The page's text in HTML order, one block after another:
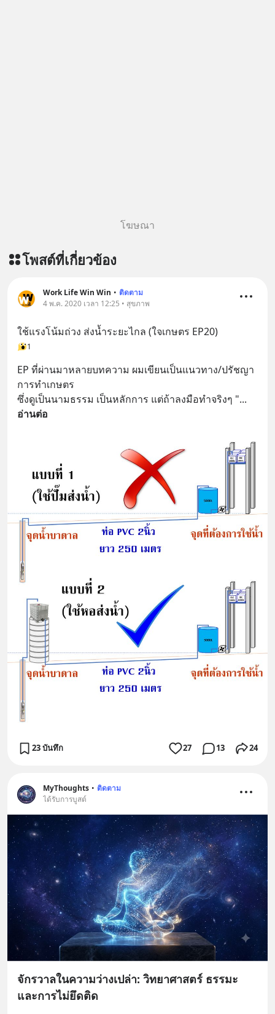
โฆษณา
โพสต์ที่เกี่ยวข้อง
Work Life Win Win • ติดตาม
4 พ.ค. 2020 เวลา 12:25 • สุขภาพ
ใช้แรงโน้มถ่วง ส่งน้ำระยะไกล (ใจเกษตร EP20)
1
EP ที่ผ่านมาหลายบทความ ผมเขียนเป็นแนวทาง/ปรัชญา
การทำเกษตร
ซึ่งดูเป็นนามธรรม เป็นหลักการ แต่ถ้าลงมือทำจริงๆ "
อ่านต่อ
23 บันทึก 27 13 24
MyThoughts • ติดตาม
ได้รับการบูสต์
จักรวาลในความว่างเปล่า: วิทยาศาสตร์ ธรรมะ
และการไม่ยึดติด